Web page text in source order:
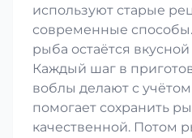
используют старые
современные
рыба остаётся
Каждый шаг в
воблы делают с
помогает сохранить
качественной. Потом